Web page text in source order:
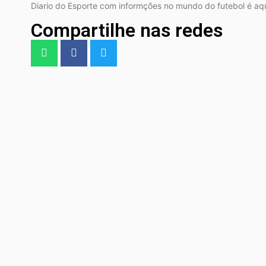
Diario do Esporte com informções no mundo do futebol é
Compartilhe nas redes